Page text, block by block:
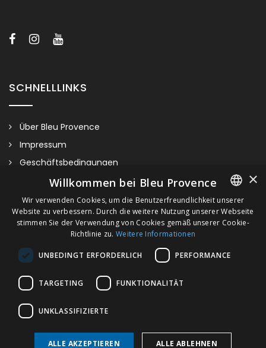
Oberflächen”).
SCHNELLLINKS
Über Bleu Provence
Impressum
Geschäftsbedingungen
Kontaktieren Sie uns
Besuchen Sie unseren Showroom
Plan du site
FRENCH
GERMAN
×
Willkommen bei Bleu Provence
Wir verwenden Cookies, um die Benutzerfreundlichkeit unserer
Website zu verbessern. Durch die weitere Nutzung unserer Webseite
stimmen Sie der Verwendung von Cookies gemäß unserer Cookie-
Richtlinie zu. Weitere Informationen
UNBEDINGT ERFORDERLICH PERFORMANCE
TARGETING FUNKTIONALITÄT
UNKLASSIFIZIERTE
ALLE AKZEPTIEREN ALLE ABLEHNEN